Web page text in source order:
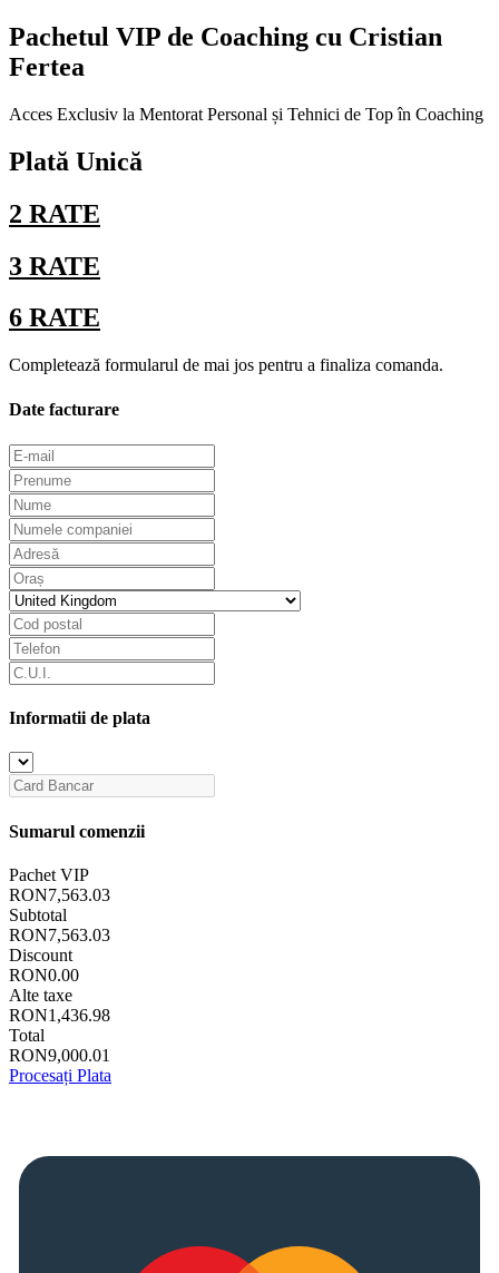
Pachetul VIP de Coaching cu Cristian
Fertea
Acces Exclusiv la Mentorat Personal și Tehnici de Top în Coaching
Plată Unică
2 RATE
3 RATE
6 RATE
Completează formularul de mai jos pentru a finaliza comanda.
Date facturare
Informatii de plata
Sumarul comenzii
Pachet VIP
RON7,563.03
Subtotal
RON7,563.03
Discount
RON0.00
Alte taxe
RON1,436.98
Total
RON9,000.01
Procesați Plata